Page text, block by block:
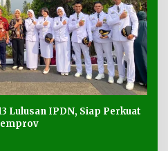
Lulusan IPDN, Siap Perkuat